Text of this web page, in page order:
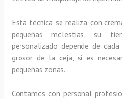
Esta técnica se realiza con
pequeñas molestias, su
personalizado depende de
grosor de la ceja, si es
pequeñas zonas.
Contamos con personal